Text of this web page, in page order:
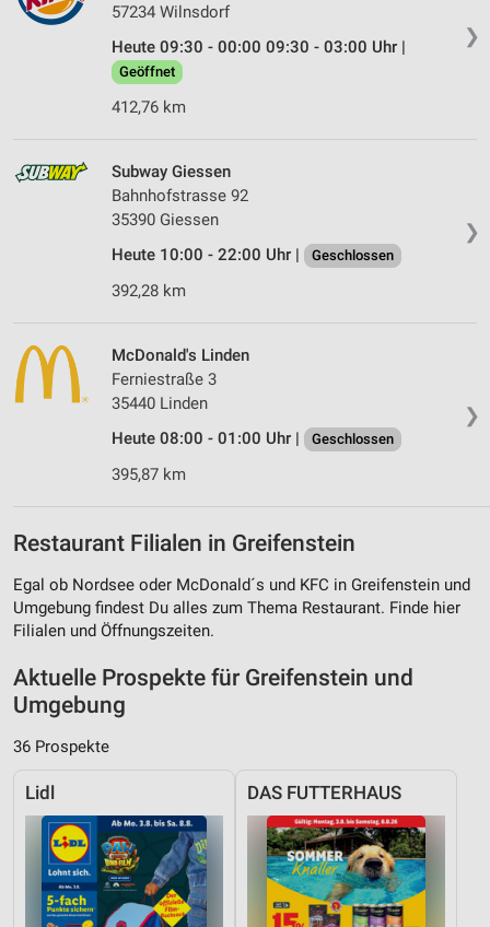
❯
57234 Wilnsdorf
Heute 09:30 - 00:00 09:30 - 03:00 Uhr |
Geöffnet
412,76 km
❯
Subway Giessen
Bahnhofstrasse 92
35390 Giessen
Heute 10:00 - 22:00 Uhr |
Geschlossen
392,28 km
❯
McDonald's Linden
Ferniestraße 3
35440 Linden
Heute 08:00 - 01:00 Uhr |
Geschlossen
395,87 km
Restaurant Filialen in Greifenstein
Egal ob Nordsee oder McDonald´s und KFC in Greifenstein und
Umgebung findest Du alles zum Thema Restaurant. Finde hier
Filialen und Öffnungszeiten.
Aktuelle Prospekte für Greifenstein und
Umgebung
36 Prospekte
Lidl DAS FUTTERHAUS